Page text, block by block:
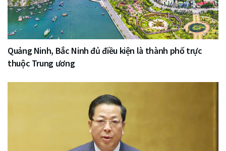
Quảng Ninh, Bắc Ninh đủ điều kiện là thành phố trực
thuộc Trung ương